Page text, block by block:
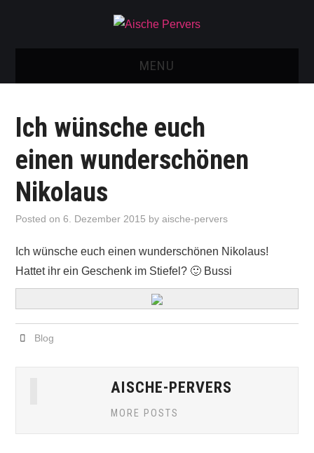
MENU
NEU: AISCHE SHOP!
TELEGRAM GRUPPE
IMPRESSUM
Ich wünsche euch
einen wunderschönen
Nikolaus
Posted on6. Dezember 2015 byaische-pervers
Ich wünsche euch einen wunderschönen Nikolaus!
Hattet ihr ein Geschenk im Stiefel? 🙂 Bussi
Blog
AISCHE-PERVERS
MORE POSTS